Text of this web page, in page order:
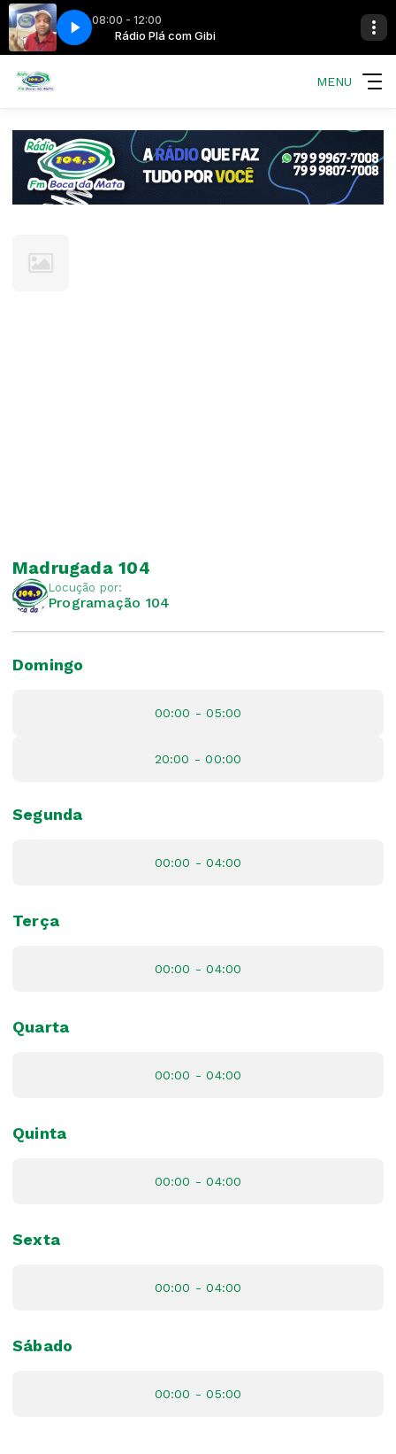
08:00 - 12:00
Rádio Plá com Gibi
MENU
Madrugada 104
Locução por:
Programação 104
Domingo
00:00 - 05:00
20:00 - 00:00
Segunda
00:00 - 04:00
Terça
00:00 - 04:00
Quarta
00:00 - 04:00
Quinta
00:00 - 04:00
Sexta
00:00 - 04:00
Sábado
00:00 - 05:00